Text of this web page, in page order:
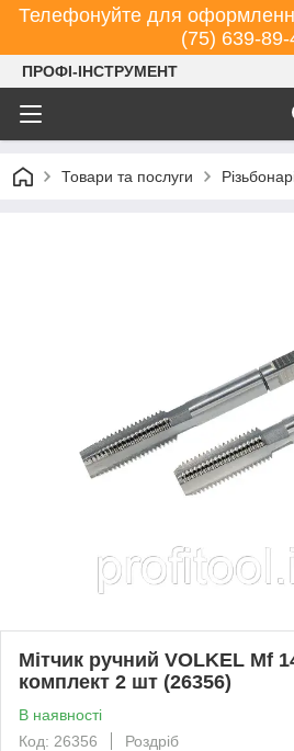
Телефонуйте для
(75) 639-89-
ПРОФІ-ІНСТРУМЕНТ
Товари та послуги
Мітчик ручний VOLKEL Мf
комплект 2 шт (26356)
В наявності
Код: 26356
Роздріб